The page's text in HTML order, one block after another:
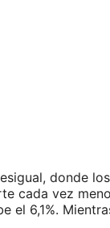
donde
cada vez
el 6,1%.